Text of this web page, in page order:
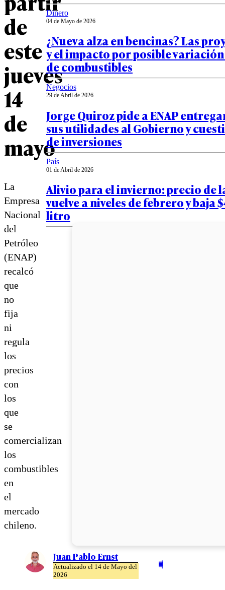
de
este
jueves
14
de
mayo
La
Empresa
Nacional
del
Petróleo
(ENAP)
recalcó
que
no
fija
ni
regula
los
precios
con
los
que
se
comercializan
los
combustibles
en
el
mercado
chileno.
Juan Pablo Ernst
Actualizado el 14 de Mayo del
2026
Dinero
04 de Mayo de 2026
¿Nueva alza en bencinas? Las
y el impacto por posible
de combustibles
Negocios
29 de Abril de 2026
Jorge Quiroz pide a ENAP
sus utilidades al Gobierno y
de inversiones
País
01 de Abril de 2026
Alivio para el invierno: precio de
vuelve a niveles de febrero y baja
litro